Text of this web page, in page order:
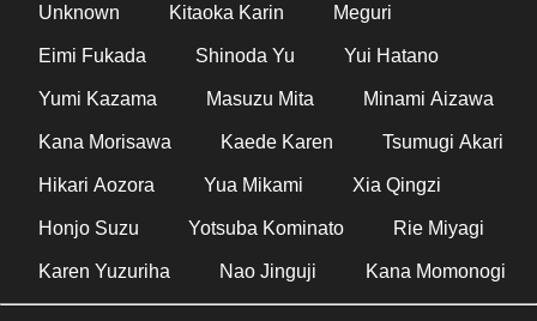
Unknown Kitaoka Karin Meguri
Eimi Fukada Shinoda Yu Yui Hatano
Yumi Kazama Masuzu Mita Minami Aizawa
Kana Morisawa Kaede Karen Tsumugi Akari
Hikari Aozora Yua Mikami Xia Qingzi
Honjo Suzu Yotsuba Kominato Rie Miyagi
Karen Yuzuriha Nao Jinguji Kana Momonogi